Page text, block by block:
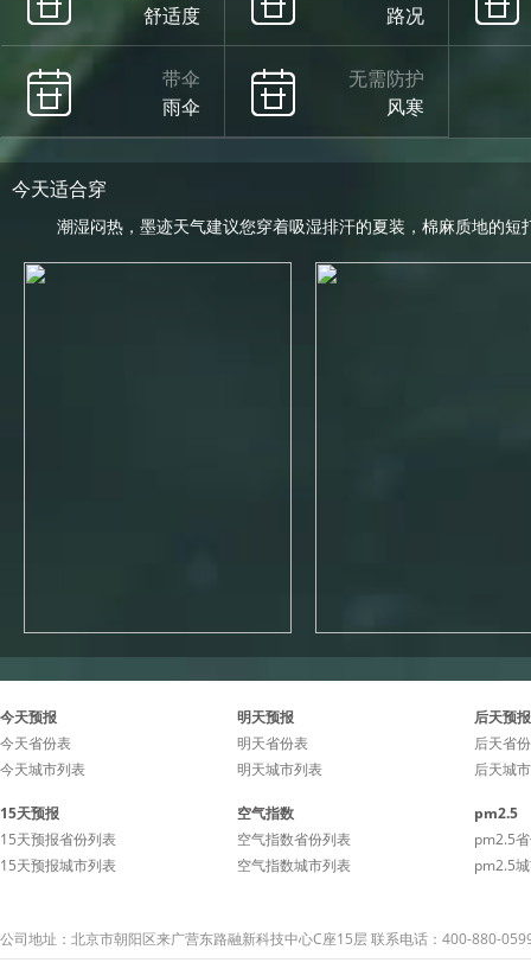
舒适度
路况
带伞
雨伞
无需防护
风寒
今天适合穿
潮湿闷热，墨迹天气建议您穿着吸湿排汗的夏装，棉麻质地的短
今天预报
今天省份表
今天城市列表
明天预报
明天省份表
明天城市列表
后天预报
后天省
后天城
15天预报
15天预报省份列表
15天预报城市列表
空气指数
空气指数省份列表
空气指数城市列表
pm2.5
pm2.5
pm2.5
公司地址：北京市朝阳区来广营东路融新科技中心C座15层 联系电话：400-880-